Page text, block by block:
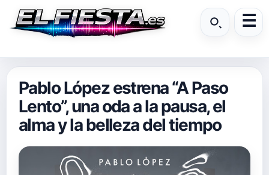
Pablo López estrena “A Paso
Lento”, una oda a la pausa, el
alma y la belleza del tiempo